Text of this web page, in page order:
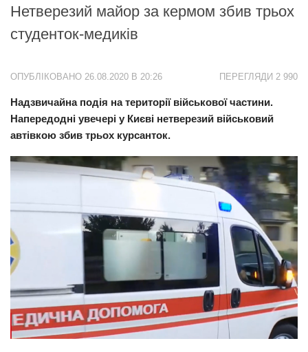
Дніпро
Львів
Харків
Донбас
Одеса
Прикарпаття
Світ
Цікаво
Наука
Технології
Історії
Нетверезий майор за кермом збив трьох
студенток-медиків
ПЕРЕГЛЯДИ 2 990
ОПУБЛІКОВАНО 26.08.2020 В 20:26
Надзвичайна подія на території військової частини.
Напередодні увечері у Києві нетверезий військовий
автівкою збив трьох курсанток.